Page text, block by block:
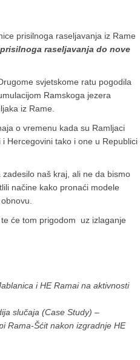
prisilnoga raseljavanja iz Rame
raseljavanja do nove
svjetskome ratu pogodila
Ramskoga jezera
iz Rame.
o vremenu kada su Ramljaci
Hercegovini tako i one u Republici
naš kraj, ali ne da bismo
načine kako pronaći modele
će tom prigodom uz izlaganje
i HE Ramai na aktivnosti
slučaja (Case Study) –
Rama-Šćit nakon izgradnje HE